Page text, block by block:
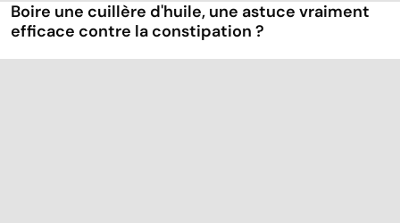
Boire une cuillère d'huile, une astuce vraiment
efficace contre la constipation ?